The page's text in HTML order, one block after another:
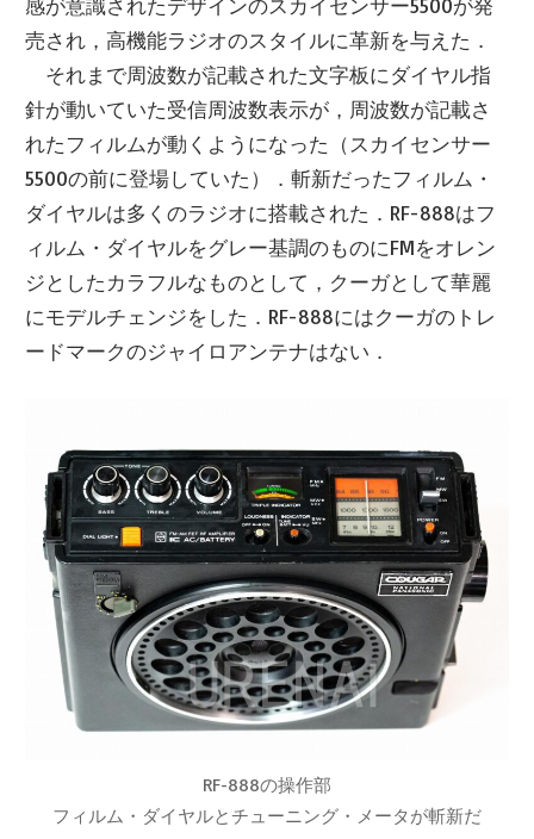
感が意識されたデザインのスカイセンサー5500が発
売され，高機能ラジオのスタイルに革新を与えた．
それまで周波数が記載された文字板にダイヤル指
針が動いていた受信周波数表示が，周波数が記載さ
れたフィルムが動くようになった（スカイセンサー
5500の前に登場していた）．斬新だったフィルム・
ダイヤルは多くのラジオに搭載された．RF-888はフ
ィルム・ダイヤルをグレー基調のものにFMをオレン
ジとしたカラフルなものとして，クーガとして華麗
にモデルチェンジをした．RF-888にはクーガのトレ
ードマークのジャイロアンテナはない．
RF-888の操作部
フィルム・ダイヤルとチューニング・メータが斬新だ